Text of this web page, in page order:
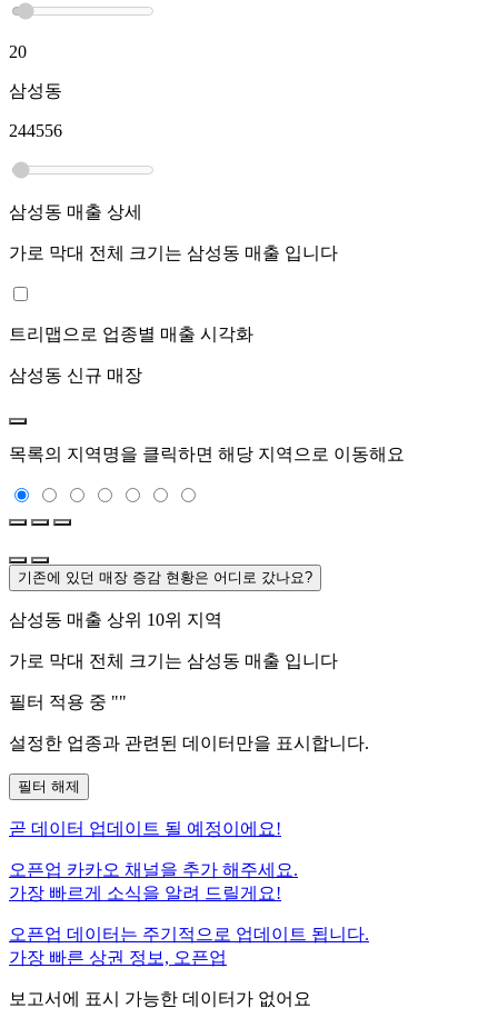
20
삼성동
244556
삼성동 매출 상세
가로 막대 전체 크기는 삼성동 매출 입니다
트리맵으로 업종별 매출 시각화
삼성동 신규 매장
목록의 지역명을 클릭하면 해당 지역으로 이동해요
기존에 있던 매장 증감 현황은 어디로 갔나요?
삼성동 매출 상위 10위 지역
가로 막대 전체 크기는 삼성동 매출 입니다
필터 적용 중 ""
설정한 업종과 관련된 데이터만을 표시합니다.
필터 해제
곧 데이터 업데이트 될 예정이에요!
오픈업 카카오 채널을 추가 해주세요.
가장 빠르게 소식을 알려 드릴게요!
오픈업 데이터는 주기적으로 업데이트 됩니다.
가장 빠른 상권 정보, 오픈업
보고서에 표시 가능한 데이터가 없어요